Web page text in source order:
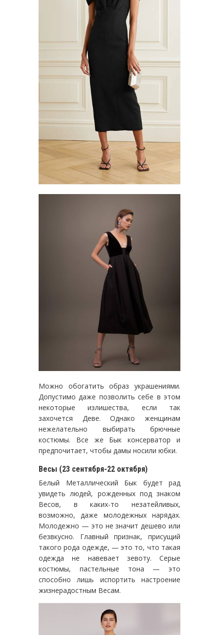
Можно обогатить образ украшениями.
Допустимо даже позволить себе в этом
некоторые излишества, если так
захочется Деве. Однако женщинам
нежелательно выбирать брючные
костюмы. Все же Бык консерватор и
предпочитает, чтобы дамы носили юбки.
Весы (23 сентября-22 октября)
Белый Металлический Бык будет рад
увидеть людей, рожденных под знаком
Весов, в каких-то незатейливых,
возможно, даже молодежных нарядах.
Молодежно — это не значит дешево или
безвкусно. Главный признак, присущий
такого рода одежде, — это то, что такая
одежда не навевает зевоту. Серые
костюмы, пастельные тона — это
способно лишь испортить настроение
жизнерадостным Весам.